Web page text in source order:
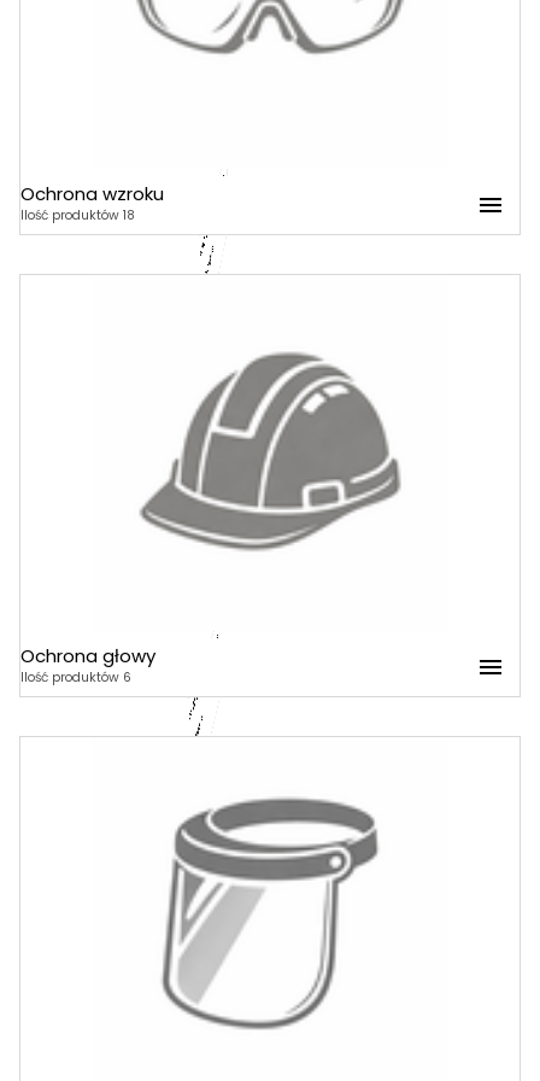
Ochrona wzroku
Ilość produktów 18 Ochrona wzroku
Gogle
Ochrona głowy
Ilość produktów 6 Ochrona głowy
Kaski